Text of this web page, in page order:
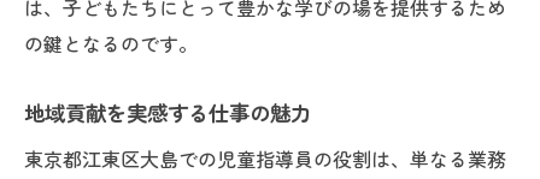
は、子どもたちにとって豊かな学びの場を提供するため
の鍵となるのです。
地域貢献を実感する仕事の魅力
東京都江東区大島での児童指導員の役割は、単なる業務